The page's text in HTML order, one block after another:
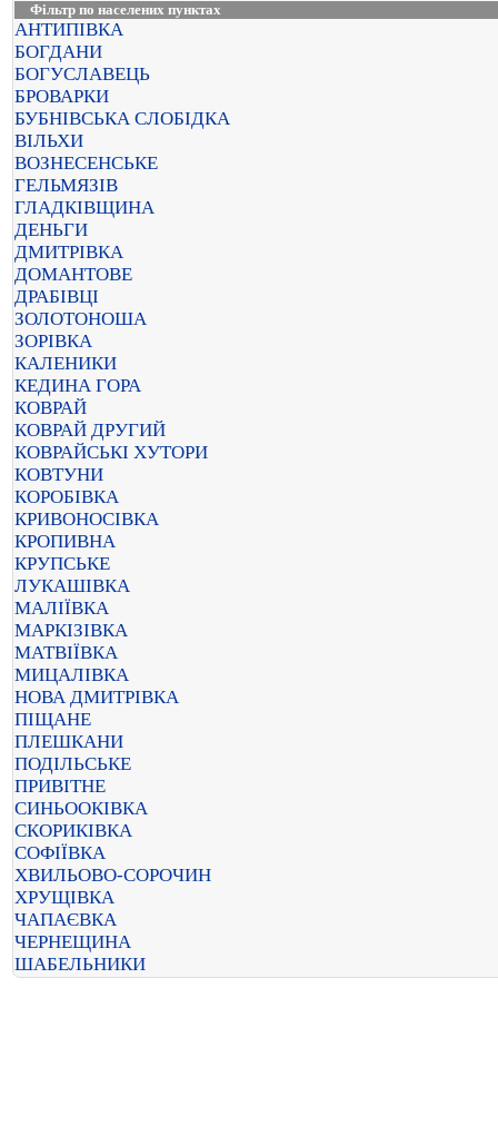
Фільтр по населених пунктах
АНТИПІВКА
БОГДАНИ
БОГУСЛАВЕЦЬ
БРОВАРКИ
БУБНІВСЬКА СЛОБІДКА
ВІЛЬХИ
ВОЗНЕСЕНСЬКЕ
ГЕЛЬМЯЗІВ
ГЛАДКІВЩИНА
ДЕНЬГИ
ДМИТРІВКА
ДОМАНТОВЕ
ДРАБІВЦІ
ЗОЛОТОНОША
ЗОРІВКА
КАЛЕНИКИ
КЕДИНА ГОРА
КОВРАЙ
КОВРАЙ ДРУГИЙ
КОВРАЙСЬКІ ХУТОРИ
КОВТУНИ
КОРОБІВКА
КРИВОНОСІВКА
КРОПИВНА
КРУПСЬКЕ
ЛУКАШІВКА
МАЛІЇВКА
МАРКІЗІВКА
МАТВІЇВКА
МИЦАЛІВКА
НОВА ДМИТРІВКА
ПІЩАНЕ
ПЛЕШКАНИ
ПОДІЛЬСЬКЕ
ПРИВІТНЕ
СИНЬООКІВКА
СКОРИКІВКА
СОФІЇВКА
ХВИЛЬОВО-СОРОЧИН
ХРУЩІВКА
ЧАПАЄВКА
ЧЕРНЕЩИНА
ШАБЕЛЬНИКИ